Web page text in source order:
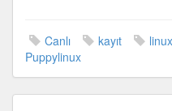
Canlı kayıt linux
Puppylinux